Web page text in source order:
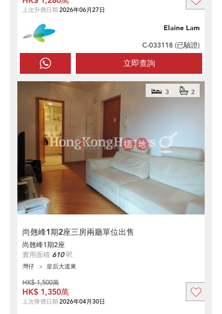
立即查詢
Elaine Lam
C-033118 (已驗證)
上次升價日期 2026年06月27日
尚翹峰1期2座三房兩廳單位出售
3 2
尚翹峰1期2座
實用面積 610呎
灣仔 皇后大道東
HK$ 1,500萬
HK$ 1,350萬
上次降價日期 2026年04月30日